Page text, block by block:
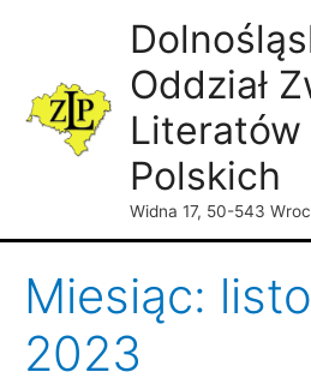
Oddział
Literatów
Polskich
Widna 17, 50-543
Miesiąc:
2023